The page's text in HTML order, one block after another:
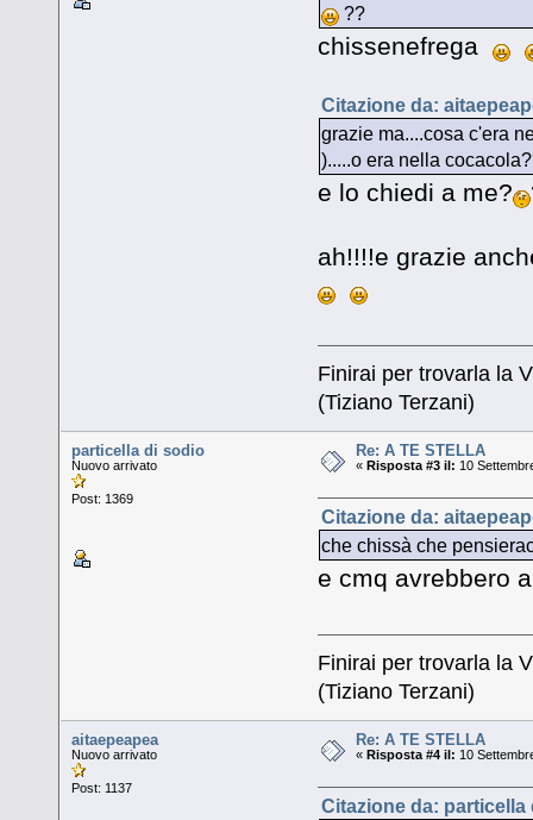
??
chissenefrega
Citazione da:
grazie ma....cosa c'era
).....o era nella
e lo chiedi a me?
ah!!!!e grazie
Finirai per trovarla la
(Tiziano Terzani)
particella di sodio
Nuovo arrivato
Post: 1369
Re: A TE STELLA
« Risposta #3 il: 10
Citazione da:
che chissà che
e cmq avrebbero
Finirai per trovarla la
(Tiziano Terzani)
aitaepeapea
Nuovo arrivato
Post: 1137
Re: A TE STELLA
« Risposta #4 il: 10
Citazione da: particella